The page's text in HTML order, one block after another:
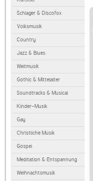
Schlager & Discofox
Volksmusik
Country
Jazz & Blues
Weltmusik
Gothic & Mittelalter
Soundtracks & Musical
Kinder-Musik
Gay
Christliche Musik
Gospel
Meditation & Entspannung
Weihnachtsmusik